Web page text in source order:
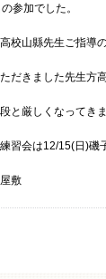
参加でした。
校山縣先生ご指導
だきました先生方
と厳しくなってき
習会は12/15(日)磯
敷